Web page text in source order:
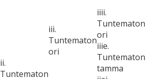
ii.
Tuntematon
iii.
Tuntematon
ori
iiii.
Tuntematon
ori
iiie.
Tuntematon
tamma